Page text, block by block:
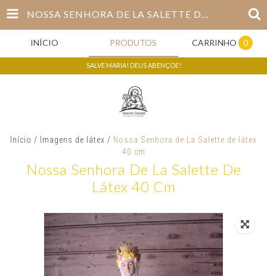
NOSSA SENHORA DE LA SALETTE DE LÁTEX 40 CM
INÍCIO PRODUTOS CARRINHO 0
SALVE MARIA! DEUS ABENÇOE!
Início / Imagens de látex / Nossa Senhora de La Salette de látex
40 cm
Nossa Senhora De La Salette De
Látex 40 Cm